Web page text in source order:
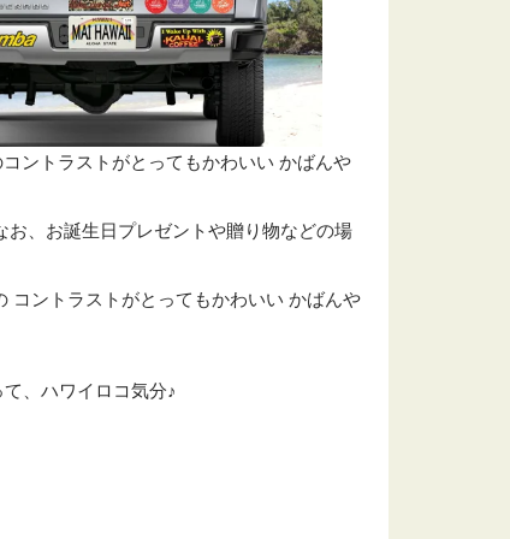
ントラストがとってもかわいい かばんや
、お誕生日プレゼントや贈り物などの場
コントラストがとってもかわいい かばんや
、ハワイロコ気分♪